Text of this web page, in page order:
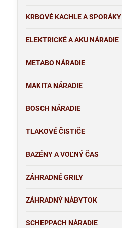
KRBOVÉ KACHLE A SPORÁKY
ELEKTRICKÉ A AKU NÁRADIE
METABO NÁRADIE
MAKITA NÁRADIE
BOSCH NÁRADIE
TLAKOVÉ ČISTIČE
BAZÉNY A VOĽNÝ ČAS
ZÁHRADNÉ GRILY
ZÁHRADNÝ NÁBYTOK
SCHEPPACH NÁRADIE